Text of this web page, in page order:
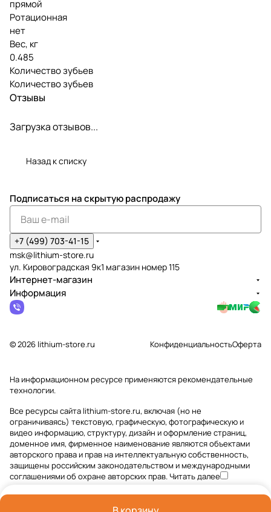
прямой
Ротационная
нет
Вес, кг
0.485
Количество зубьев
Количество зубьев
Отзывы
Загрузка отзывов...
Назад к списку
Подписаться на скрытую распродажу
+7 (499) 703-41-15
msk@lithium-store.ru
ул. Кировоградская 9к1 магазин номер 115
Интернет-магазин
Информация
© 2026 lithium-store.ru КонфиденциальностьОферта
На информационном ресурсе применяютсярекомендательные
технологии.
Все ресурсы сайта lithium-store.ru, включая (но не
ограничиваясь) текстовую, графическую, фотографическую и
видео информацию, структуру, дизайн и оформление страниц,
доменное имя, фирменное наименование являются объектами
авторского права и прав на интеллектуальную собственность,
защищены российским законодательством и международными
соглашениями об охране авторских прав.Читать далее